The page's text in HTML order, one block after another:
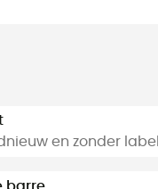
en zonder label